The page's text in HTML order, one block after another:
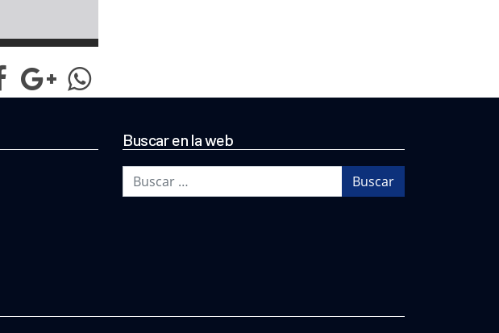
Buscar en la web
Buscar